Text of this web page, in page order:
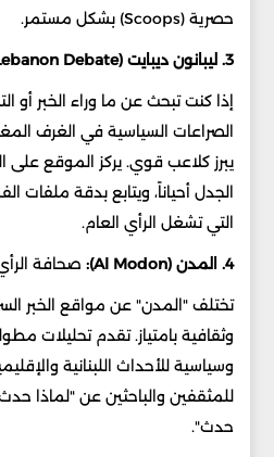
حصرية (Scoops) بشكل مستمر.
3. ليبانون ديبايت (Lebanon Debate):
إذا كنت تبحث عن ما وراء الخبر أو
الصراعات السياسية في الغرف
يبرز كلاعب قوي. يركز الموقع على
الجدل أحياناً، ويتابع بدقة ملفات
التي تشغل الرأي العام.
4. المدن (Al Modon): صحافة
تختلف "المدن" عن مواقع الخبر
وثقافية بامتياز. تقدم تحليلات
وسياسية للأحداث اللبنانية
للمثقفين والباحثين عن "لماذا
حدث".